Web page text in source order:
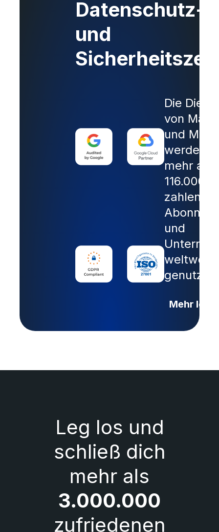
Datenschutz-
und
Die
von
und
werden
mehr als
116.000
und
weltweit
genutzt.
Mehr
Leg los und
schließ dich
mehr als
3.000.000
zufriedenen